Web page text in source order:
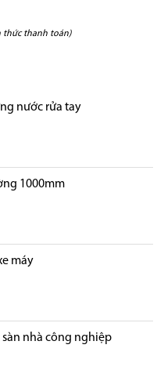
thức thanh toán)
nước rửa tay
1000mm
máy
sàn nhà công nghiệp